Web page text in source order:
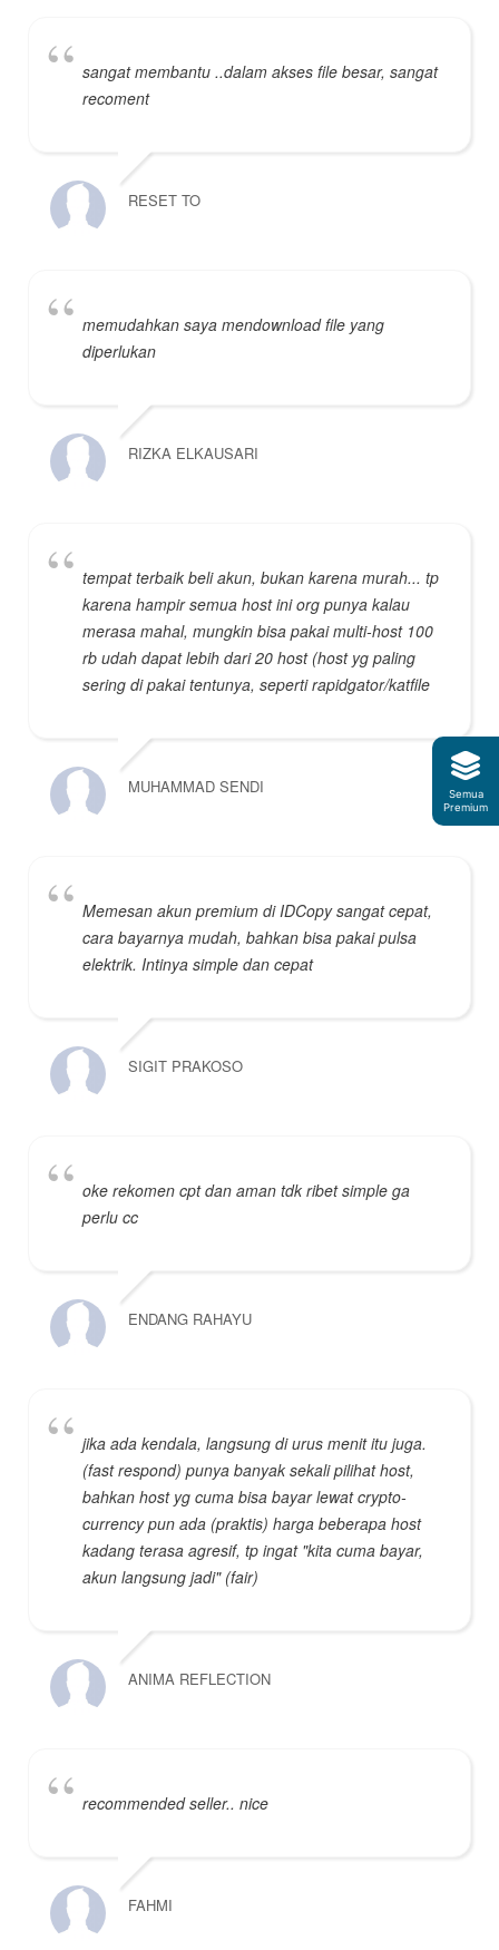
sangat membantu ..dalam akses file besar, sangat
recoment
RESET TO
memudahkan saya mendownload file yang
diperlukan
RIZKA ELKAUSARI
tempat terbaik beli akun, bukan karena murah... tp
karena hampir semua host ini org punya kalau
merasa mahal, mungkin bisa pakai multi-host 100
rb udah dapat lebih dari 20 host (host yg paling
sering di pakai tentunya, seperti rapidgator/katfile
MUHAMMAD SENDI
Memesan akun premium di IDCopy sangat cepat,
cara bayarnya mudah, bahkan bisa pakai pulsa
elektrik. Intinya simple dan cepat
SIGIT PRAKOSO
oke rekomen cpt dan aman tdk ribet simple ga
perlu cc
ENDANG RAHAYU
jika ada kendala, langsung di urus menit itu juga.
(fast respond) punya banyak sekali pilihat host,
bahkan host yg cuma bisa bayar lewat crypto-
currency pun ada (praktis) harga beberapa host
kadang terasa agresif, tp ingat "kita cuma bayar,
akun langsung jadi" (fair)
ANIMA REFLECTION
recommended seller.. nice
FAHMI
Semua
Premium